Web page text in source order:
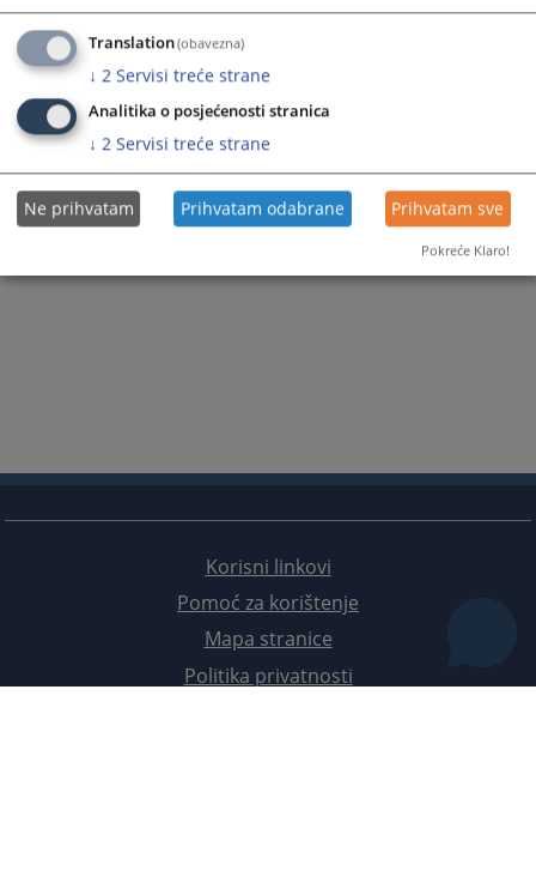
Korisni linkovi
Pomoć za korištenje
Mapa stranice
Politika privatnosti
Translation(obavezna)
↓ 2 Servisi treće strane
Analitika o posjećenosti stranica
↓ 2 Servisi treće strane
Ne prihvatam Prihvatam odabrane Prihvatam sve
Pokreće Klaro!